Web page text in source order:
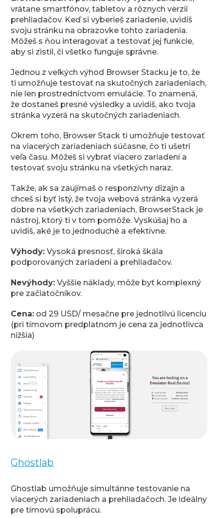
vrátane smartfónov, tabletov a rôznych verzií
prehliadačov. Keď si vyberieš zariadenie, uvidíš
svoju stránku na obrazovke tohto zariadenia.
Môžeš s ňou interagovať a testovať jej funkcie,
aby si zistil, či všetko funguje správne.
Jednou z veľkých výhod Browser Stacku je to, že
ti umožňuje testovať na skutočných zariadeniach,
nie len prostredníctvom emulácie. To znamená,
že dostaneš presné výsledky a uvidíš, ako tvoja
stránka vyzerá na skutočných zariadeniach.
Okrem toho, Browser Stack ti umožňuje testovať
na viacerých zariadeniach súčasne, čo ti ušetrí
veľa času. Môžeš si vybrať viacero zariadení a
testovať svoju stránku na všetkých naraz.
Takže, ak sa zaujímaš o responzívny dizajn a
chceš si byť istý, že tvoja webová stránka vyzerá
dobre na všetkých zariadeniach, BrowserStack je
nástroj, ktorý ti v tom pomôže. Vyskúšaj ho a
uvidíš, aké je to jednoduché a efektívne.
Výhody: Vysoká presnosť, široká škála
podporovaných zariadení a prehliadačov.
Nevýhody: Vyššie náklady, môže byť komplexný
pre začiatočníkov.
Cena: od 29 USD/ mesačne pre jednotlivú licenciu
(pri tímovom predplatnom je cena za jednotlivca
nižšia)
Ghostlab
Ghostlab umožňuje simultánne testovanie na
viacerých zariadeniach a prehliadačoch. Je ideálny
pre tímovú spoluprácu.